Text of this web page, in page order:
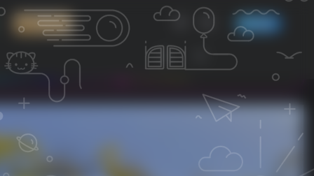
登录/注册
：www.xg0839.com